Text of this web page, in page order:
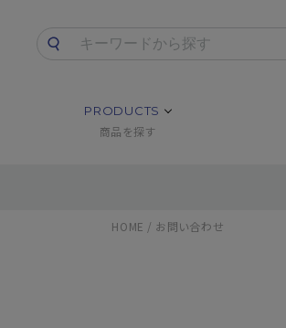
PRODUCTS
商品を探す
HOME お問い合わせ